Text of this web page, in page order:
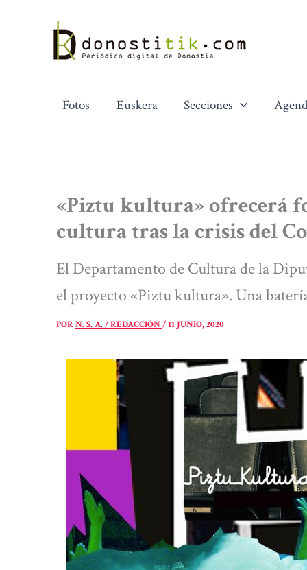
contenido
Fotos Euskera Secciones
«Piztu kultura» ofrecerá
cultura tras la crisis del
El Departamento de Cultura de la
el proyecto «Piztu kultura». Una
PORN. S. A. / REDACCIÓN/11 JUNIO, 2020